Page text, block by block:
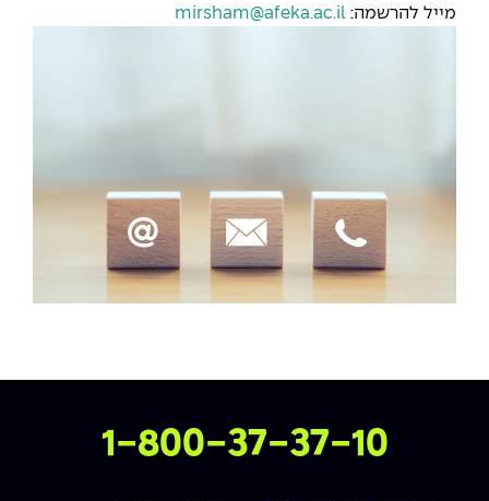
מייל להרשמה: mirsham@afeka.ac.il
צרו איתנו קשר
1-800-37-37-10